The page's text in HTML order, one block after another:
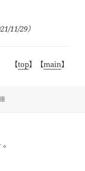
11/29）
【top】【main】